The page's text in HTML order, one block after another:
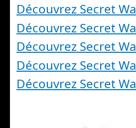
Découvrez Secret
Découvrez Secret
Découvrez Secret
Découvrez Secret
Découvrez Secret